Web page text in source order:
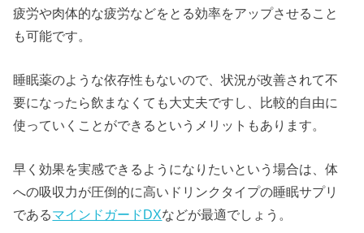
疲労や肉体的な疲労などをとる効率をアップさせること
も可能です。
睡眠薬のような依存性もないので、状況が改善されて不
要になったら飲まなくても大丈夫ですし、比較的自由に
使っていくことができるというメリットもあります。
早く効果を実感できるようになりたいという場合は、体
への吸収力が圧倒的に高いドリンクタイプの睡眠サプリ
であるマインドガードDXなどが最適でしょう。